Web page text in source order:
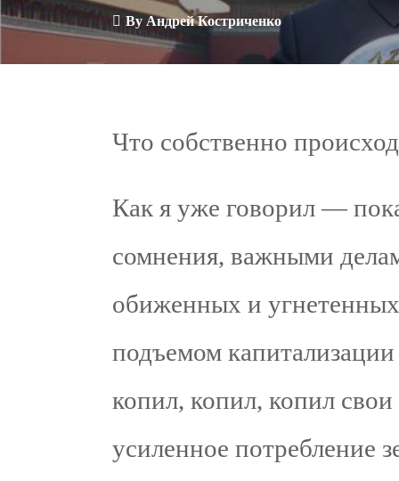
By Андрей Костриченко
Что собственно
Как я уже говорил —
сомнения, важными
обиженных и
подъемом
копил, копил, копил свои
усиленное